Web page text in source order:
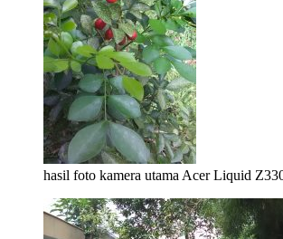
hasil foto kamera utama Acer Liquid